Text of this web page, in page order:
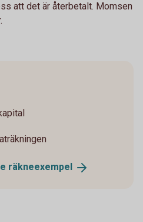
att det är återbetalt. Momsen
räkneexempel